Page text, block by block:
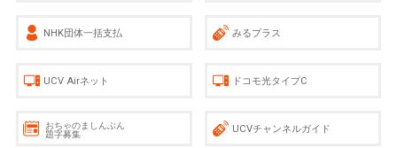
NHK団体一括支払 みるプラス
UCV Airネット ドコモ光タイプC
おちゃのましんぶん
題字募集
UCVチャンネルガイド